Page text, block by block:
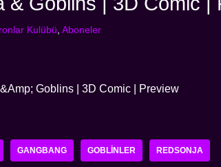
Kulübü Aboneler
GANGBANG GOBLINLER REDSONJA